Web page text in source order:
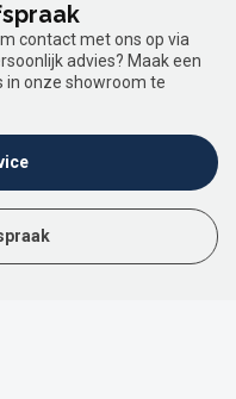
contact met ons op via
advies? Maak een
in onze showroom te